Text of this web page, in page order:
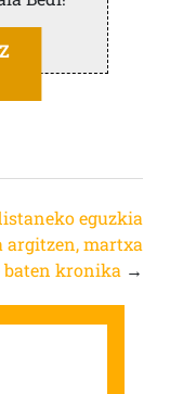
eguzkia
argitzen, martxa
baten kronika →